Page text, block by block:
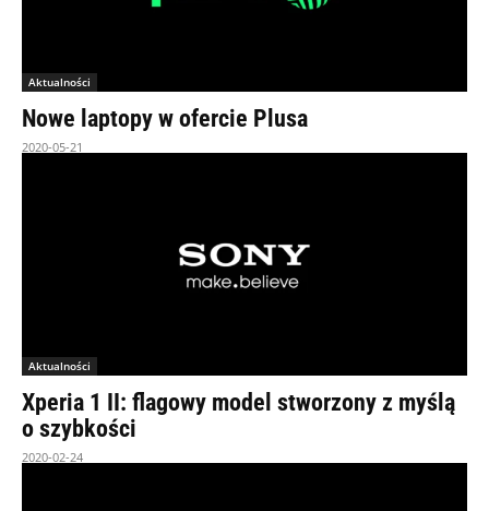
Aktualności
Nowe laptopy w ofercie Plusa
2020-05-21
Aktualności
Xperia 1 II: flagowy model stworzony z myślą
o szybkości
2020-02-24